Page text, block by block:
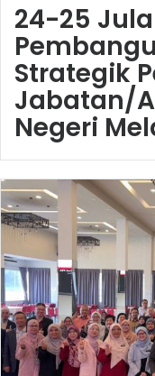
24-25
Strategik
Jabatan/
Negeri